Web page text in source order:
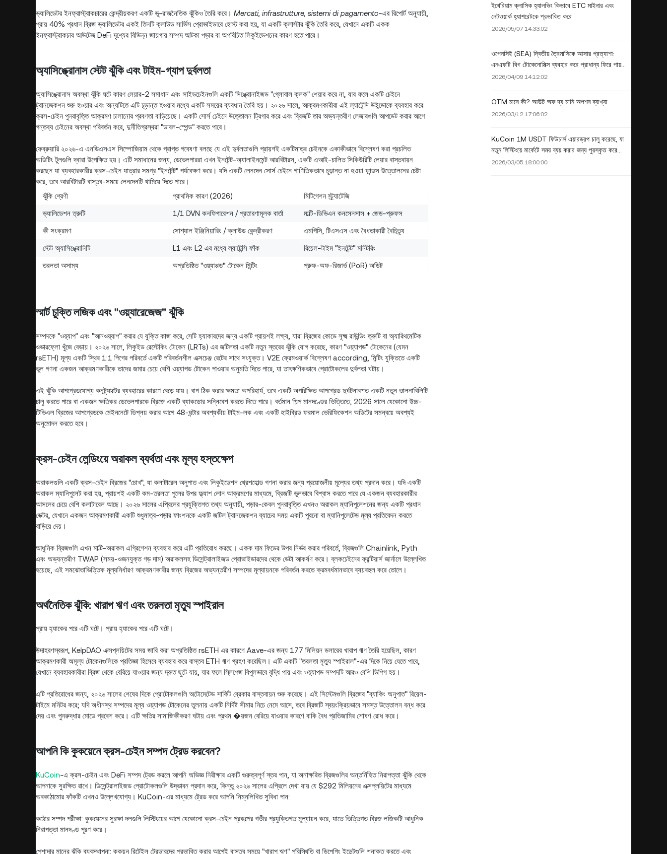
ভ্যালিডেটর ইনফ্রাস্ট্রাকচারের কেন্দ্রীয়করণ একটি ভূ-রাজনৈতিক ঝুঁকিও তৈরি করে। Mercati, infrastrutture, sistemi di pagamento-এর রিপোর্ট অনুযায়ী,
প্রায় 40% প্রধান ব্রিজ ভ্যালিডেটর একই তিনটি ক্লাউড সার্ভিস প্রোভাইডারে হোস্ট করা হয়, যা একটি ক্লাস্টার ঝুঁকি তৈরি করে, যেখানে একটি একক
ইনফ্রাস্ট্রাকচার আউটেজ DeFi দৃশ্যের বিভিন্ন জায়গায় সম্পদ আটকা পড়ার বা অপরিচিত লিকুইডেশনের কারণ হতে পারে।
অ্যাসিঙ্ক্রোনাস স্টেট ঝুঁকি এবং টাইম-গ্যাপ দুর্বলতা
অ্যাসিঙ্ক্রোনাস অবস্থা ঝুঁকি ঘটে কারণ লেয়ার-2 সমাধান এবং সাইডচেইনগুলি একটি সিঙ্ক্রোনাইজড "গ্লোবাল ক্লক" শেয়ার করে না, যার ফলে একটি চেইনে
ট্রানজেকশন শুরু হওয়ার এবং অন্যটিতে এটি চূড়ান্ত হওয়ার মধ্যে একটি সময়ের ব্যবধান তৈরি হয়। ২০২৬ সালে, আক্রমণকারীরা এই ল্যাটেন্সি উইন্ডোকে ব্যবহার করে
ক্রস-চেইন পুনরাবৃত্তি আক্রমণ চালানোর প্রবণতা বাড়িয়েছে। একটি সোর্স চেইনে উত্তোলন ট্রিগার করে এবং ব্রিজটি তার অভ্যন্তরীণ লেজারগুলি আপডেট করার আগে
গন্তব্য চেইনের অবস্থা পরিবর্তন করে, দুর্নীতিগ্রস্থরা "ডাবল-স্পেন্ড" করতে পারে।
ফেব্রুয়ারি ২০২৬-এ এনডিএসএস সিম্পোজিয়াম থেকে প্রাপ্ত গবেষণা বলছে যে এই দুর্বলতাগুলি প্রায়শই একটিমাত্র চেইনকে একাকীভাবে বিশ্লেষণ করা প্রচলিত
অডিটিং টুলগুলি দ্বারা উপেক্ষিত হয়। এটি সমাধানের জন্য, ডেভেলপাররা এখন ইনটেন্ট-অ্যালাইনমেন্ট আরবিটারস, একটি এআই-চালিত সিকিউরিটি লেয়ার বাস্তবায়ন
করছেন যা ব্যবহারকারীর ক্রস-চেইন যাত্রার সমগ্র "ইনটেন্ট" পর্যবেক্ষণ করে। যদি একটি লেনদেন সোর্স চেইনে গাণিতিকভাবে চূড়ান্ত না হওয়া ফান্ডস উত্তোলনের চেষ্টা
করে, তবে আরবিটারটি বাস্তব-সময়ে লেনদেনটি থামিয়ে দিতে পারে।
ঝুঁকি শ্রেণী
প্রাথমিক কারণ (2026) মিটিগেশন স্ট্র্যাটেজি
ভ্যালিডেশন ত্রুটি 1/1 DVN কনফিগারেশন / প্রতারণামূলক বার্তা মাল্টি-ডিভিএন কনসেনসাস + জেড-প্রুফস
কী সংক্রমণ সোশ্যাল ইঞ্জিনিয়ারিং / ক্লাউড কেন্দ্রীকরণ এমপিসি, টিএসএস এবং বৈধতাকারী বৈচিত্র্য
স্টেট অ্যাসিঙ্ক্রোনিটি L1 এবং L2 এর মধ্যে ল্যাটেন্সি ফাঁক রিয়েল-টাইম "ইনটেন্ট" মনিটরিং
তরলতা অসাম্য অপ্রতিষ্ঠিত "ওয়্যাপ্পড" টোকেন মিন্টিং প্রুফ-অফ-রিজার্ভ (PoR) অডিট
স্মার্ট চুক্তি লজিক এবং "ওয়্যারেজেজ" ঝুঁকি
সম্পদকে "ওয়্যাপ" এবং "আনওয়্যাপ" করার যে যুক্তি কাজ করে, সেটি হ্যাকারদের জন্য একটি প্রায়শই লক্ষ্য, যারা ব্রিজের কোডে সূক্ষ্ম রাউন্ডিং ত্রুটি বা অ্যারিথমেটিক
ওভারফ্লো খুঁজে বেড়ায়। ২০২৬ সালে, লিকুইড রেস্টেকিং টোকেন (LRTs) এর জটিলতা একটি নতুন স্তরের ঝুঁকি যোগ করেছে, কারণ "ওয়্যাপড" টোকেনের (যেমন
rsETH) মূল্য একটি স্থির 1:1 পিগের পরিবর্তে একটি পরিবর্তনশীল এক্সচেঞ্জ রেটের সাথে সংযুক্ত। V2E ফ্রেমওয়ার্ক বিশ্লেষণ according, মিন্টিং যুক্তিতে একটি
ভুল গণনা একজন আক্রমণকারীকে তাদের জমার চেয়ে বেশি ওয়্যাপড টোকেন পাওয়ার অনুমতি দিতে পারে, যা তাৎক্ষণিকভাবে প্রোটোকলের দুর্বলতা ঘটায়।
এই ঝুঁকি আপগ্রেডযোগ্য কনট্র্যাক্টের ব্যবহারের কারণে বেড়ে যায়। বাগ ঠিক করার ক্ষমতা অপরিহার্য, তবে একটি অপরিক্ষিত আপগ্রেড দুর্ঘটনাবশত একটি নতুন ভালনাবিলিটি
চালু করতে পারে বা একজন ক্ষতিকর ডেভেলপারকে ব্রিজে একটি ব্যাকডোর সন্নিবেশ করতে দিতে পারে। বর্তমান শিল্প মানদণ্ডের ভিত্তিতে, 2026 সালে যেকোনো উচ্চ-
টিভিএল ব্রিজের আপগ্রেডকে মেইননেটে ডিপ্লয় করার আগে 48-ঘন্টার অবশ্যকীয় টাইম-লক এবং একটি হাইব্রিড ফরমাল ভেরিফিকেশন অডিটের সমন্বয়ে অবশ্যই
অনুমোদন করতে হবে।
ক্রস-চেইন লেন্ডিংয়ে অরাকল ব্যর্থতা এবং মূল্য হস্তক্ষেপ
অরাকলগুলি একটি ক্রস-চেইন ব্রিজের "চোখ", যা কলাটারেল অনুপাত এবং লিকুইডেশন থ্রেশহোল্ড গণনা করার জন্য প্রয়োজনীয় মূল্যের তথ্য প্রদান করে। যদি একটি
অরাকল ম্যানিপুলেট করা হয়, প্রায়শই একটি কম-তরলতা পুলের উপর ফ্ল্যাশ লোন আক্রমণের মাধ্যমে, ব্রিজটি ভুলভাবে বিশ্বাস করতে পারে যে একজন ব্যবহারকারীর
আসলের চেয়ে বেশি কলাটারেল আছে। ২০২৬ সালের এপ্রিলের প্রযুক্তিগত তথ্য অনুযায়ী, পড়ার-কেবল পুনরাবৃত্তি এখনও অরাকল ম্যানিপুলেশনের জন্য একটি প্রধান
ভেক্টর, যেখানে একজন আক্রমণকারী একটি শুধুমাত্র-পড়ার ফাংশনকে একটি জটিল ট্রানজেকশন ব্যাচের সময় একটি পুরনো বা ম্যানিপুলেটেড মূল্য প্রতিবেদন করতে
বাড়িয়ে দেয়।
আধুনিক ব্রিজগুলি এখন মাল্টি-অরাকল এগ্রিগেশন ব্যবহার করে এটি প্রতিরোধ করছে। একক দাম ফিডের উপর নির্ভর করার পরিবর্তে, ব্রিজগুলি Chainlink, Pyth
এবং অভ্যন্তরীণ TWAP (সময়-ওজনযুক্ত গড় দাম) অরাকলসহ ডিসেন্ট্রালাইজড প্রোভাইডারদের থেকে ডেটা আকর্ষণ করে। ব্লকচেইনের ফ্রন্টিয়ার্স জার্নালে উল্লেখিত
হয়েছে, এই সমঝোতাভিত্তিক মূল্যনির্ধারণ আক্রমণকারীর জন্য ব্রিজের অভ্যন্তরীণ সম্পদের মূল্যায়নকে পরিবর্তন করতে ক্রমবর্ধমানভাবে ব্যয়বহুল করে তোলে।
অর্থনৈতিক ঝুঁকি: খারাপ ঋণ এবং তরলতা মৃত্যু স্পাইরাল
প্রায় হ্যাকের পরে এটি ঘটে। প্রায় হ্যাকের পরে এটি ঘটে।
উদাহরণস্বরূপ, KelpDAO এক্সপ্লয়িটের সময় জারি করা অপ্রতিষ্ঠিত rsETH এর কারণে Aave-এর জন্য 177 মিলিয়ন ডলারের খারাপ ঋণ তৈরি হয়েছিল, কারণ
আক্রমণকারী অমূল্য টোকেনগুলিকে প্রতিজ্ঞা হিসেবে ব্যবহার করে বাস্তব ETH ঋণ গ্রহণ করেছিল। এটি একটি "তরলতা মৃত্যু স্পাইরাল"-এর দিকে নিয়ে যেতে পারে,
যেখানে ব্যবহারকারীরা ব্রিজ থেকে বেরিয়ে যাওয়ার জন্য দ্রুত ছুটে যায়, যার ফলে স্লিপেজ বিপুলভাবে বৃদ্ধি পায় এবং ওয়্যাপড সম্পদটি আরও বেশি ডিপিগ হয়।
এটি প্রতিরোধের জন্য, ২০২৬ সালের শেষের দিকে প্রোটোকলগুলি অটোমেটেড সার্কিট ব্রেকার বাস্তবায়ন শুরু করেছে। এই সিস্টেমগুলি ব্রিজের "ব্যাকিং অনুপাত" রিয়েল-
টাইমে মনিটর করে; যদি অধীনস্থ সম্পদের মূল্য ওয়্যাপড টোকেনের তুলনায় একটি নির্দিষ্ট সীমার নিচে নেমে আসে, তবে ব্রিজটি স্বয়ংক্রিয়ভাবে সমস্ত উত্তোলন বন্ধ করে
দেয় এবং পুনরুদ্ধার মোডে প্রবেশ করে। এটি ক্ষতির সামাজিকীকরণ ঘটায় এবং প্রথম �য়জন বেরিয়ে যাওয়ার কারণে বাকি বৈধ প্রতিজামির শোষণ রোধ করে।
আপনি কি কুকয়েনে ক্রস-চেইন সম্পদ ট্রেড করবেন?
KuCoin-এ ক্রস-চেইন এবং DeFi সম্পদ ট্রেড করলে আপনি অভিজ্ঞ নিরীক্ষার একটি গুরুত্বপূর্ণ স্তর পান, যা অনাক্ষরিত ব্রিজগুলির অন্তর্নিহিত নিরাপত্তা ঝুঁকি থেকে
আপনাকে সুরক্ষিত রাখে। ডিসেন্ট্রালাইজড প্রোটোকলগুলি উদ্ভাবন প্রদান করে, কিন্তু ২০২৬ সালের এপ্রিলে দেখা যায় যে $292 মিলিয়নের এক্সপ্লয়িটের মাধ্যমে
অবকাঠামোর ফাঁকটি এখনও উল্লেখযোগ্য। KuCoin-এর মাধ্যমে ট্রেড করে আপনি নিম্নলিখিত সুবিধা পান:
কঠোর সম্পদ পরীক্ষা: কুকয়েনের সুরক্ষা দলগুলি লিস্টিংয়ের আগে যেকোনো ক্রস-চেইন প্রকল্পের গভীর প্রযুক্তিগত মূল্যায়ন করে, যাতে ভিত্তিগত ব্রিজ লজিকটি আধুনিক
নিরাপত্তা মানদণ্ড পূরণ করে।
পেশাদার মানের ঝুঁকি ব্যবস্থাপনা: কুকয়ন রিটেইল ট্রেডারদের প্রভাবিত করার আগেই বাস্তব সময়ে "খারাপ ঋণ" পরিস্থিতি বা ডিপেগিং ইভেন্টগুলি শনাক্ত করতে এবং
ইথেরিয়াম ক্লাসিক হ্যালভিং কিভাবে ETC মাইনার এবং
নেটওয়ার্ক হ্যাশরেটকে প্রভাবিত করে
2026/05/07 14:33:02
ওপেনসিই (SEA) দ্বিতীয় ত্রৈমাসিকে আসার প্রত্যাশা:
এনএফটি বিগ টোকেনোমিক্স ব্যবহার করে প্রাধান্য ফিরে পায়
কিভাবে
2026/04/09 14:12:02
OTM মানে কী? আউট অফ দ্য মানি অপশন ব্যাখ্যা
2026/03/12 17:06:02
KuCoin 1M USDT ফিউচার্স এয়ারড্রপ চালু করেছে, যা
নতুন লিস্টিংয়ে মার্কেটে সময় ব্যয় করার জন্য পুরস্কৃত করে
লিস্টিং বাস্তুতন্ত্রকে শক্তিশালী করে।
2026/03/05 18:00:00